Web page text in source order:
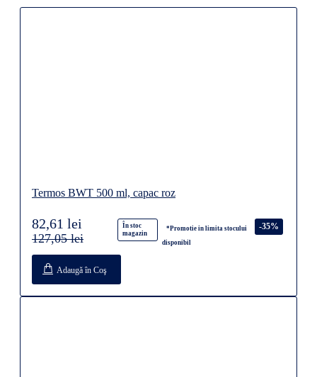
Termos BWT 500 ml, capac roz
În stoc
magazin
*Promotie in limita stocului
disponibil
-35%
82,61 lei
127,05 lei
Adaugă în Coş